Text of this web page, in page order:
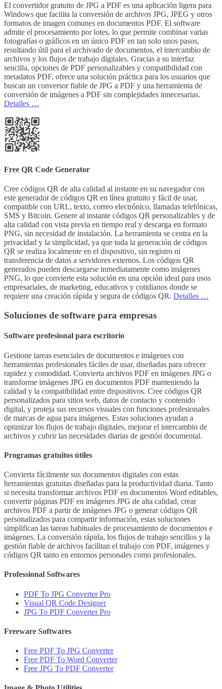
El convertidor gratuito de JPG a PDF es una aplicación ligera para
Windows que facilita la conversión de archivos JPG, JPEG y otros
formatos de imagen comunes en documentos PDF. El software
admite el procesamiento por lotes, lo que permite combinar varias
fotografías o gráficos en un único PDF en tan solo unos pasos,
resultando útil para el archivado de documentos, el intercambio de
archivos y los flujos de trabajo digitales. Gracias a su interfaz
sencilla, opciones de PDF personalizables y compatibilidad con
metadatos PDF, ofrece una solución práctica para los usuarios que
buscan un conversor fiable de JPG a PDF y una herramienta de
conversión de imágenes a PDF sin complejidades innecesarias.
Detalles …
Free QR Code Generator
Cree códigos QR de alta calidad al instante en su navegador con
este generador de códigos QR en línea gratuito y fácil de usar,
compatible con URL, texto, correo electrónico, llamadas telefónicas,
SMS y Bitcoin. Genere al instante códigos QR personalizables y de
alta calidad con vista previa en tiempo real y descarga en formato
PNG, sin necesidad de instalación. La herramienta se centra en la
privacidad y la simplicidad, ya que toda la generación de códigos
QR se realiza localmente en el dispositivo, sin registro ni
transferencia de datos a servidores externos. Los códigos QR
generados pueden descargarse inmediatamente como imágenes
PNG, lo que convierte esta solución en una opción ideal para usos
empresariales, de marketing, educativos y cotidianos donde se
requiere una creación rápida y segura de códigos QR. Detalles …
Soluciones de software para empresas
Software profesional para escritorio
Gestione tareas esenciales de documentos e imágenes con
herramientas profesionales fáciles de usar, diseñadas para ofrecer
rapidez y comodidad. Convierta archivos PDF en imágenes JPG o
transforme imágenes JPG en documentos PDF manteniendo la
calidad y la compatibilidad entre dispositivos. Cree códigos QR
personalizados para sitios web, datos de contacto y contenido
digital, y proteja sus recursos visuales con funciones profesionales
de marcas de agua para imágenes. Estas soluciones ayudan a
optimizar los flujos de trabajo digitales, mejorar el intercambio de
archivos y cubrir las necesidades diarias de gestión documental.
Programas gratuitos útiles
Convierta fácilmente sus documentos digitales con estas
herramientas gratuitas diseñadas para la productividad diaria. Tanto
si necesita transformar archivos PDF en documentos Word editables,
convertir páginas PDF en imágenes JPG de alta calidad, crear
archivos PDF a partir de imágenes JPG o generar códigos QR
personalizados para compartir información, estas soluciones
simplifican las tareas habituales de procesamiento de documentos e
imágenes. La conversión rápida, los flujos de trabajo sencillos y la
gestión fiable de archivos facilitan el trabajo con PDF, imágenes y
códigos QR tanto en entornos personales como profesionales.
Professional Softwares
PDF To JPG Converter Pro
Visual QR Code Designer
JPG To PDF Converter Pro
Freeware Softwares
Free PDF To JPG Converter
Free PDF To Word Converter
Free JPG To PDF Converter